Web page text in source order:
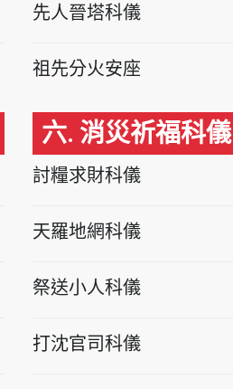
先人晉塔科儀
祖先分火安座
六. 消災祈福科儀
討糧求財科儀
天羅地網科儀
祭送小人科儀
打沈官司科儀